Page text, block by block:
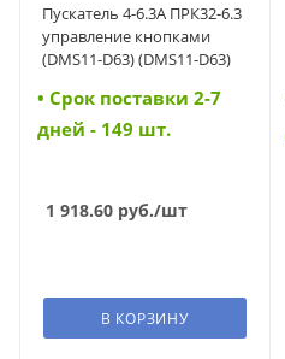
Пускатель 4-6.3А ПРК32-6.3
управление кнопками
(DMS11-D63) (DMS11-D63)
• Cрок поставки 2-7
дней - 149 шт.
1 918.60 руб./шт
В КОРЗИНУ